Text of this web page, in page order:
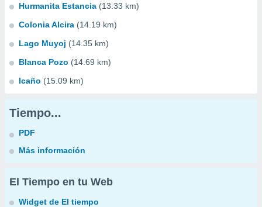
Hurmanita Estancia (13.33 km)
Colonia Alcira (14.19 km)
Lago Muyoj (14.35 km)
Blanca Pozo (14.69 km)
Icaño (15.09 km)
Tiempo...
PDF
Más información
El Tiempo en tu Web
Widget de El tiempo